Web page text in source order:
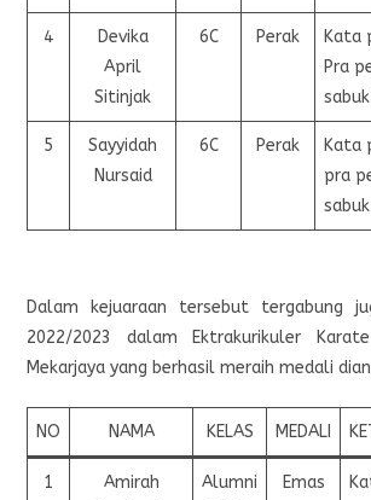
4
Devika
April
Sitinjak
6C Perak
Kata
Pra
5
Sayyidah
Nursaid
6C Perak
Kata
pra
Dalam kejuaraan tersebut tergabung
2022/2023 dalam Ektrakurikuler
Mekarjaya yang berhasil meraih medali
NO NAMA KELAS MEDALI
1
Amirah
Alumni
Emas